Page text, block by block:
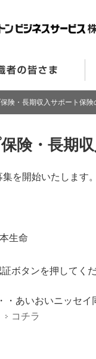
険・長期収入サポート保険
険・長期
を開始いたします
生命
ボタンを押してく
・あいおいニッセイ
コチラ